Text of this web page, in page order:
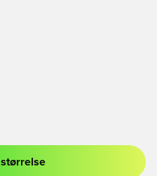
eller tilmelde dig som medlem